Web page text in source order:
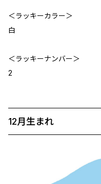
＜ラッキーカラー＞
白
＜ラッキーナンバー＞
2
12月生まれ